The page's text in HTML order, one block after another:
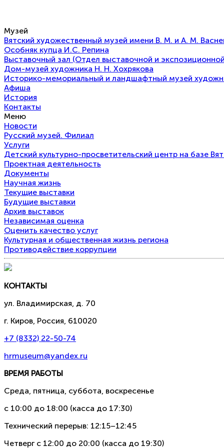
Музей
Вятский художественный музей имени В. М. и А. М.
Особняк купца И.С. Репина
Выставочный зал (Отдел выставочной и
Дом-музей художника Н. Н. Хохрякова
Историко-мемориальный и ландшафтный музей
Афиша
История
Контакты
Меню
Новости
Русский музей. Филиал
Услуги
Детский культурно-просветительский центр на базе
Проектная деятельность
Документы
Научная жизнь
Текущие выставки
Будущие выставки
Архив выставок
Независимая оценка
Оценить качество услуг
Культурная и общественная жизнь региона
Противодействие коррупции
КОНТАКТЫ
ул. Владимирская, д. 70
г. Киров, Россия, 610020
+7 (8332) 22-50-74
hrmuseum@yandex.ru
ВРЕМЯ РАБОТЫ
Среда, пятница, суббота, воскресенье
с 10:00 до 18:00 (касса до 17:30)
Технический перерыв: 12:15–12:45
Четверг с 12:00 до 20:00 (касса до 19:30)